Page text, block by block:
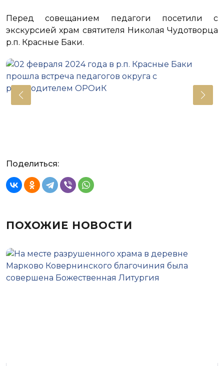
Перед совещанием педагоги посетили с
экскурсией храм святителя Николая Чудотворца
р.п. Красные Баки.
Поделиться:
ПОХОЖИЕ НОВОСТИ